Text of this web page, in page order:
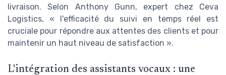
livraison. Selon Anthony Gunn, expert chez Ceva
Logistics, « l'efficacité du suivi en temps réel est
cruciale pour répondre aux attentes des clients et pour
maintenir un haut niveau de satisfaction ».
L'intégration des assistants vocaux : une